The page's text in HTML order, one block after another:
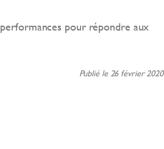
pour répondre aux
Publié le 26 février 2020